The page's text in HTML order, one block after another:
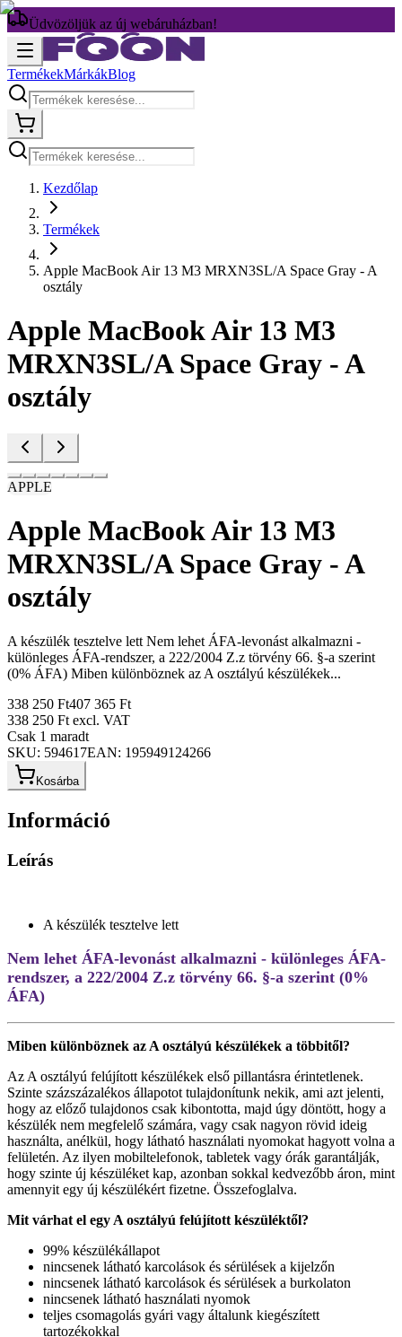
Üdvözöljük az új webáruházban!
TermékekMárkákBlog
Kezdőlap
Termékek
Apple MacBook Air 13 M3 MRXN3SL/A Space Gray - A
osztály
Apple MacBook Air 13 M3
MRXN3SL/A Space Gray - A
osztály
APPLE
Apple MacBook Air 13 M3
MRXN3SL/A Space Gray - A
osztály
A készülék tesztelve lett Nem lehet ÁFA-levonást alkalmazni -
különleges ÁFA-rendszer, a 222/2004 Z.z törvény 66. §-a szerint
(0% ÁFA) Miben különböznek az A osztályú készülékek...
338 250 Ft407 365 Ft
338 250 Ft excl. VAT
Csak 1 maradt
SKU: 594617EAN: 195949124266
Kosárba
Információ
Leírás
A készülék tesztelve lett
Nem lehet ÁFA-levonást alkalmazni - különleges ÁFA-
rendszer, a 222/2004 Z.z törvény 66. §-a szerint (0%
ÁFA)
Miben különböznek az A osztályú készülékek a többitől?
Az A osztályú felújított készülékek első pillantásra érintetlenek.
Szinte százszázalékos állapotot tulajdonítunk nekik, ami azt jelenti,
hogy az előző tulajdonos csak kibontotta, majd úgy döntött, hogy a
készülék nem megfelelő számára, vagy csak nagyon rövid ideig
használta, anélkül, hogy látható használati nyomokat hagyott volna a
felületén. Az ilyen mobiltelefonok, tabletek vagy órák garantálják,
hogy szinte új készüléket kap, azonban sokkal kedvezőbb áron, mint
amennyit egy új készülékért fizetne. Összefoglalva.
Mit várhat el egy A osztályú felújított készüléktől?
99% készülékállapot
nincsenek látható karcolások és sérülések a kijelzőn
nincsenek látható karcolások és sérülések a burkolaton
nincsenek látható használati nyomok
teljes csomagolás gyári vagy általunk kiegészített
tartozékokkal